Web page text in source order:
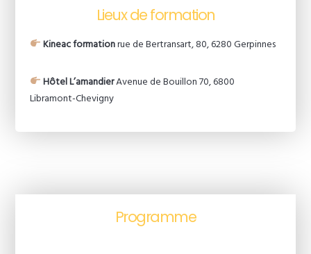
Lieux de formation
Kineac formationrue de Bertransart, 80, 6280 Gerpinnes
Hôtel L’amandierAvenue de Bouillon 70, 6800
Libramont-Chevigny
Programme